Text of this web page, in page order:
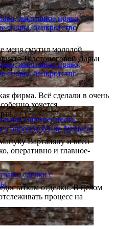
жилищное право,
споры, банкротство
жилищное право,
споры, банкротство
собственность,
сопровождение бизнеса,
сделки с
меня смутил молодой
Толстоноговой Дарьи
фирма. Всё сделали в очень
хочется
Вартаняну и всей
оперативно и главное-
отделки. В целом
процесс на